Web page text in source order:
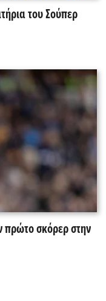
του Σούπερ
πρώτο σκόρερ στην